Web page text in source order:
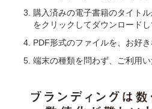
購入済みの電子書籍のタイト
をクリックしてダウンロードし
PDF形式のファイルを、お好
端末の種類を問わず、ご利用い